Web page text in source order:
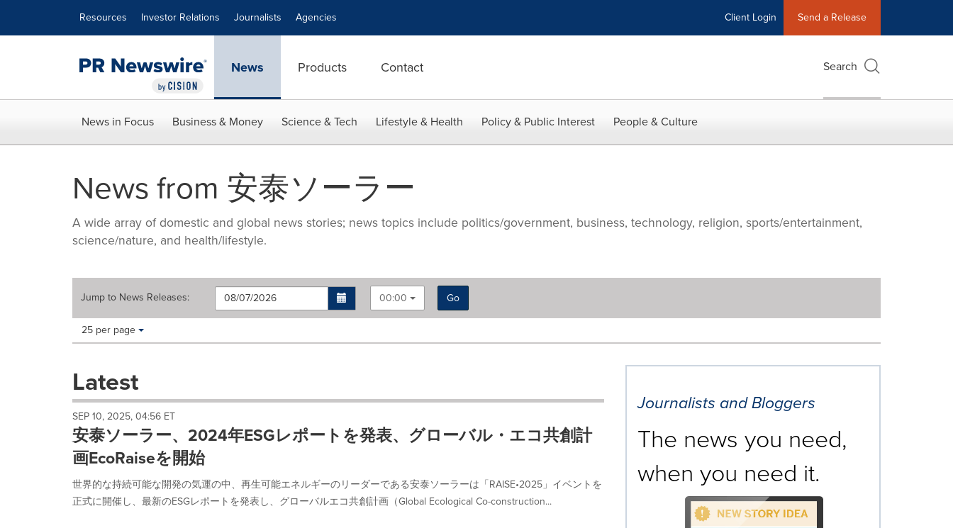
Resources Investor Relations Journalists Agencies Client Login Send a Release
News Products Contact Search
News in Focus Business & Money Science & Tech Lifestyle & Health Policy & Public Interest People & Culture
News from 安泰ソーラー
A wide array of domestic and global news stories; news topics include politics/government, business, technology, religion, sports/entertainment,
science/nature, and health/lifestyle.
Jump to News Releases: 00:00
Go
Making
these
dropdown
cause
content
on
this
page
to
change.
Items per page:
25 per page
Latest
SEP 10, 2025, 04:56 ET
安泰ソーラー、2024年ESGレポートを発表、グローバル・エコ共創計
画EcoRaiseを開始
世界的な持続可能な開発の気運の中、再生可能エネルギーのリーダーである安泰ソーラーは「RAISE•2025」イベントを
正式に開催し、最新のESGレポートを発表し、グローバルエコ共創計画（Global Ecological Co-construction...
Journalists and Bloggers
The news you need,
when you need it.